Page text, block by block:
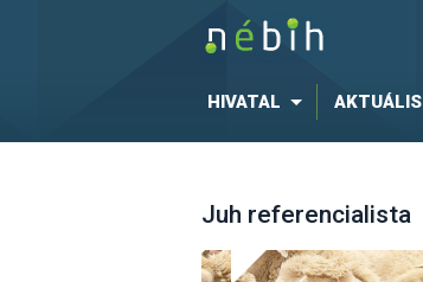
HIVATAL AKTUÁLIS
Juh referencialista